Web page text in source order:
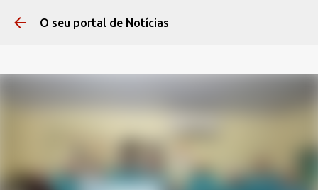
O seu portal de Notícias